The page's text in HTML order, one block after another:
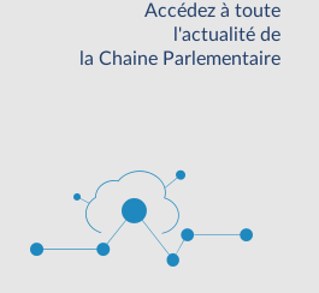
Accédez à toute
l'actualité de
la Chaine Parlementaire